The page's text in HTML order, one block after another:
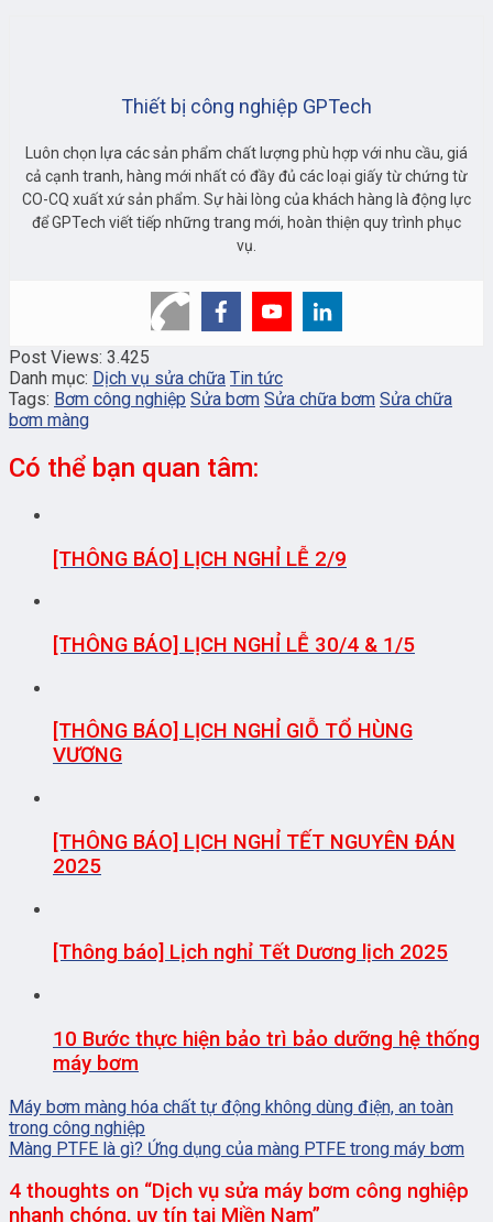
Thiết bị công nghiệp GPTech
Luôn chọn lựa các sản phẩm chất lượng phù hợp với nhu cầu, giá
cả cạnh tranh, hàng mới nhất có đầy đủ các loại giấy từ chứng từ
CO-CQ xuất xứ sản phẩm. Sự hài lòng của khách hàng là động lực
để GPTech viết tiếp những trang mới, hoàn thiện quy trình phục
vụ.
Post Views: 3.425
Danh mục: Dịch vụ sửa chữa Tin tức
Tags: Bơm công nghiệp Sửa bơm Sửa chữa bơm Sửa chữa
bơm màng
Có thể bạn quan tâm:
[THÔNG BÁO] LỊCH NGHỈ LỄ 2/9
[THÔNG BÁO] LỊCH NGHỈ LỄ 30/4 & 1/5
[THÔNG BÁO] LỊCH NGHỈ GIỖ TỔ HÙNG
VƯƠNG
[THÔNG BÁO] LỊCH NGHỈ TẾT NGUYÊN ĐÁN
2025
[Thông báo] Lịch nghỉ Tết Dương lịch 2025
10 Bước thực hiện bảo trì bảo dưỡng hệ thống
máy bơm
Máy bơm màng hóa chất tự động không dùng điện, an toàn
trong công nghiệp
Màng PTFE là gì? Ứng dụng của màng PTFE trong máy bơm
4 thoughts on “Dịch vụ sửa máy bơm công nghiệp
nhanh chóng, uy tín tại Miền Nam”